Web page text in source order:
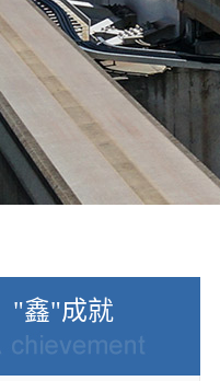
"鑫"成就